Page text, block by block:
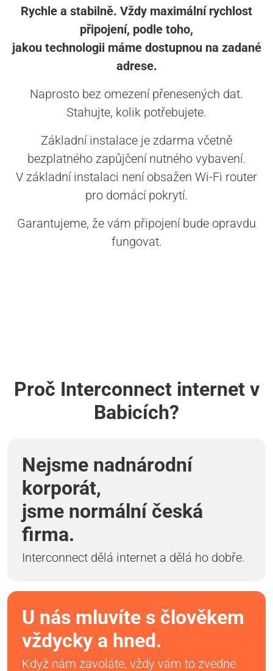
Rychle a stabilně. Vždy maximální rychlost
připojení, podle toho,
jakou technologii máme dostupnou na zadané
adrese.
Naprosto bez omezení přenesených dat.
Stahujte, kolik potřebujete.
Základní instalace je zdarma včetně
bezplatného zapůjčení nutného vybavení.
V základní instalaci není obsažen Wi-Fi router
pro domácí pokrytí.
Garantujeme, že vám připojení bude opravdu
fungovat.
Proč Interconnect internet v
Babicích?
Nejsme nadnárodní
korporát,
jsme normální česká
firma.
Interconnect dělá internet a dělá ho dobře.
U nás mluvíte s člověkem
vždycky a hned.
Když nám zavoláte, vždy vám to zvedne